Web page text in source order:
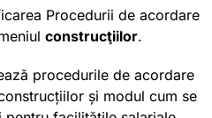
Procedurii de acordare
construcţiilor.
procedurile de acordare
și modul cum se